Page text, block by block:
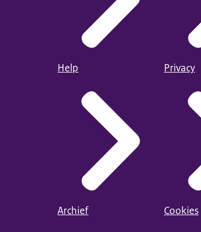
Help
Archief
Privacy
Cookies